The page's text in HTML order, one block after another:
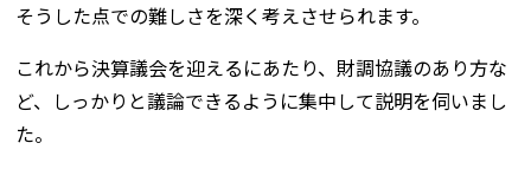
そうした点での難しさを深く考えさせられます。
これから決算議会を迎えるにあたり、財調協議のあり方な
ど、しっかりと議論できるように集中して説明を伺いまし
た。